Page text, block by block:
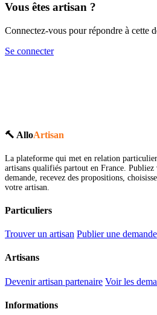
Vous êtes artisan ?
Connectez-vous pour répondre à cette
Se connecter
🔨 AlloArtisan
La plateforme qui met en relation
artisans qualifiés partout en France. Publiez
demande, recevez des propositions,
votre artisan.
Particuliers
Trouver un artisan Publier une demande
Artisans
Devenir artisan partenaire Voir les
Informations